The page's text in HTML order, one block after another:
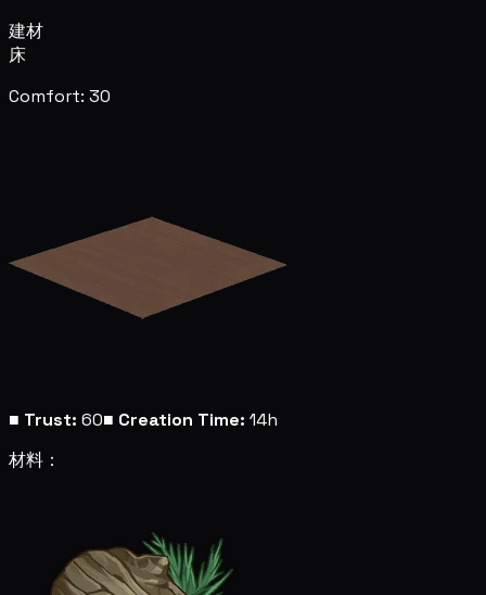
建材
床
Comfort: 30
■ Trust: 60■ Creation Time: 14h
材料：